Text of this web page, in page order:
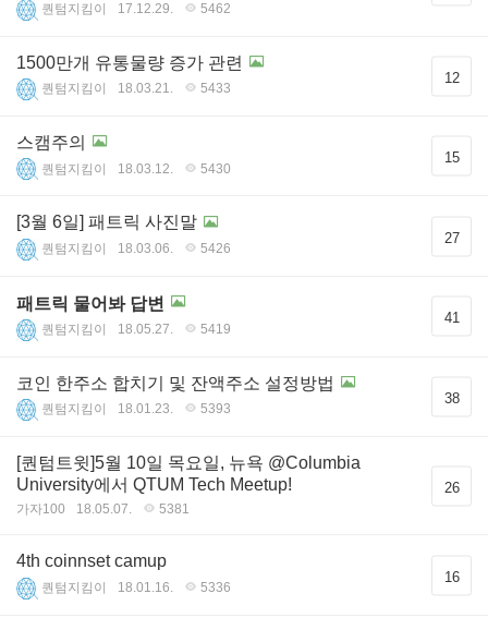
퀀텀지킴이 17.12.29. 5462
1500만개 유통물량 증가 관련
퀀텀지킴이 18.03.21. 5433
12
스캠주의
퀀텀지킴이 18.03.12. 5430
15
[3월 6일] 패트릭 사진말
퀀텀지킴이 18.03.06. 5426
27
패트릭 물어봐 답변
퀀텀지킴이 18.05.27. 5419
41
코인 한주소 합치기 및 잔액주소 설정방법
퀀텀지킴이 18.01.23. 5393
38
[퀀텀트윗]5월 10일 목요일, 뉴욕 @Columbia
University에서 QTUM Tech Meetup!
가자100 18.05.07. 5381
26
4th coinnset camup
퀀텀지킴이 18.01.16. 5336
16